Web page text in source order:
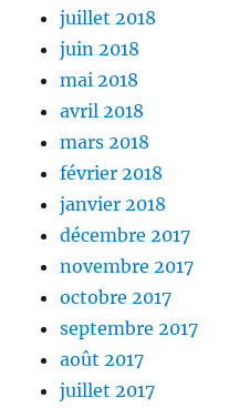
juillet 2018
juin 2018
mai 2018
avril 2018
mars 2018
février 2018
janvier 2018
décembre 2017
novembre 2017
octobre 2017
septembre 2017
août 2017
juillet 2017